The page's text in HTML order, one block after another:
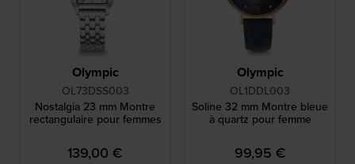
Olympic
OL73DSS003
Nostalgia 23 mm Montre
rectangulaire pour femmes
139,00 €
Olympic
OL1DDL003
Soline 32 mm Montre bleue
à quartz pour femme
99,95 €